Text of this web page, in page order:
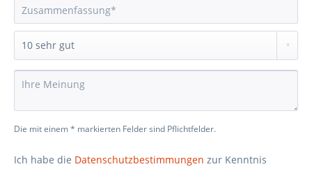
Die mit einem * markierten Felder sind Pflichtfelder.
Ich habe die Datenschutzbestimmungen zur Kenntnis